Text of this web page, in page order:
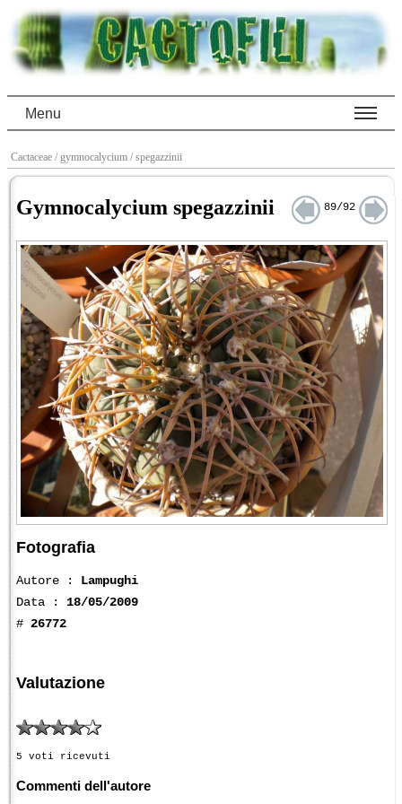
Menu
Cactaceae / gymnocalycium / spegazzinii
Gymnocalycium spegazzinii 89/92
Fotografia
Autore : Lampughi
Data : 18/05/2009
# 26772
Valutazione
5 voti ricevuti
Commenti dell'autore